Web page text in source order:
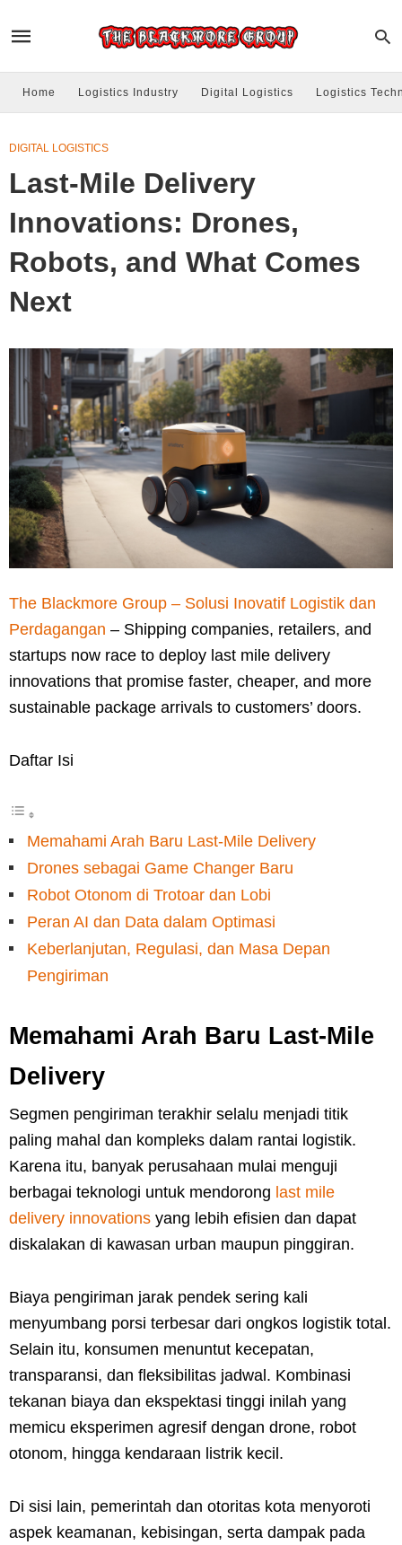
Home Logistics Industry Digital Logistics Logistics
DIGITAL LOGISTICS
Last-Mile Delivery
Innovations: Drones,
Robots, and What Comes
Next
The Blackmore Group – Solusi Inovatif Logistik dan
Perdagangan – Shipping companies, retailers, and
startups now race to deploy last mile delivery
innovations that promise faster, cheaper, and more
sustainable package arrivals to customers’ doors.
Daftar Isi
Memahami Arah Baru Last-Mile Delivery
Drones sebagai Game Changer Baru
Robot Otonom di Trotoar dan Lobi
Peran AI dan Data dalam Optimasi
Keberlanjutan, Regulasi, dan Masa Depan
Pengiriman
Memahami Arah Baru Last-Mile
Delivery
Segmen pengiriman terakhir selalu menjadi titik
paling mahal dan kompleks dalam rantai logistik.
Karena itu, banyak perusahaan mulai menguji
berbagai teknologi untuk mendorong last mile
delivery innovations yang lebih efisien dan dapat
diskalakan di kawasan urban maupun pinggiran.
Biaya pengiriman jarak pendek sering kali
menyumbang porsi terbesar dari ongkos logistik total.
Selain itu, konsumen menuntut kecepatan,
transparansi, dan fleksibilitas jadwal. Kombinasi
tekanan biaya dan ekspektasi tinggi inilah yang
memicu eksperimen agresif dengan drone, robot
otonom, hingga kendaraan listrik kecil.
Di sisi lain, pemerintah dan otoritas kota menyoroti
aspek keamanan, kebisingan, serta dampak pada